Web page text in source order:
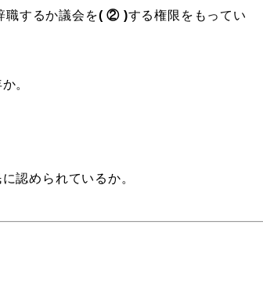
職するか議会を( ② )する権限をもってい
。
認められているか。